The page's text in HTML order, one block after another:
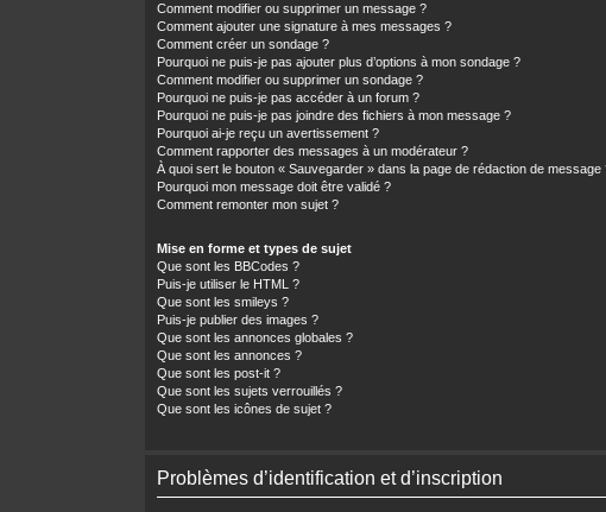
Comment modifier ou supprimer un message ?
Comment ajouter une signature à mes messages ?
Comment créer un sondage ?
Pourquoi ne puis-je pas ajouter plus d’options à mon sondage ?
Comment modifier ou supprimer un sondage ?
Pourquoi ne puis-je pas accéder à un forum ?
Pourquoi ne puis-je pas joindre des fichiers à mon message ?
Pourquoi ai-je reçu un avertissement ?
Comment rapporter des messages à un modérateur ?
À quoi sert le bouton « Sauvegarder » dans la page de rédaction de message
Pourquoi mon message doit être validé ?
Comment remonter mon sujet ?
Mise en forme et types de sujet
Que sont les BBCodes ?
Puis-je utiliser le HTML ?
Que sont les smileys ?
Puis-je publier des images ?
Que sont les annonces globales ?
Que sont les annonces ?
Que sont les post-it ?
Que sont les sujets verrouillés ?
Que sont les icônes de sujet ?
Problèmes d’identification et d’inscription